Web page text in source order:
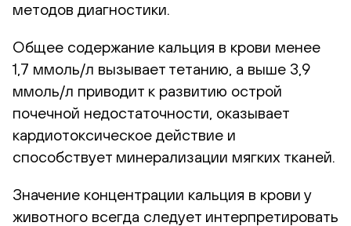
методов диагностики.
Общее содержание кальция в крови менее
1,7 ммоль/л вызывает тетанию, а выше 3,9
ммоль/л приводит к развитию острой
почечной недостаточности, оказывает
кардиотоксическое действие и
способствует минерализации мягких тканей.
Значение концентрации кальция в крови у
животного всегда следует интерпретировать